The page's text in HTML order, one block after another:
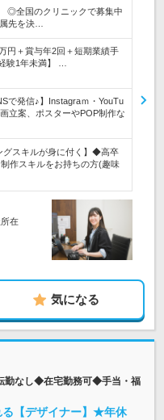
◎全国のクリニックで募集中
先を決…
円＋賞与年2回＋短期業績手
験1年未満】 …
で発信♪】Instagraｍ・YouTu
立案、ポスターやPOP制作な
グスキルが身に付く】◆高卒
作スキルをお持ちの方(趣味
在
気になる
勤なし◆在宅勤務可◆手当・福
る【デザイナー】★年休